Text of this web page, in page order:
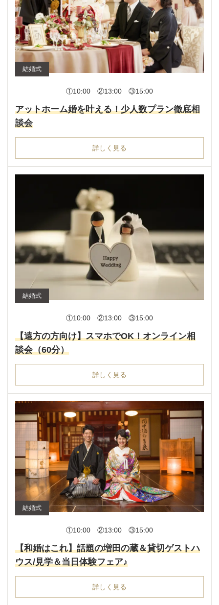
結婚式
①10:00 ②13:00 ③15:00
アットホーム婚を叶える！少人数プラン徹底相
談会
詳しく見る
結婚式
①10:00 ②13:00 ③15:00
【遠方の方向け】スマホでOK！オンライン相
談会（60分）
詳しく見る
結婚式
①10:00 ②13:00 ③15:00
【和婚はこれ】話題の増田の蔵＆貸切ゲストハ
ウス/見学＆当日体験フェア♪
詳しく見る